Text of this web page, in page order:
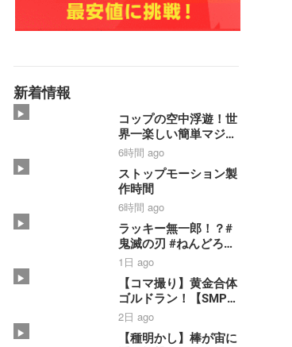
新着情報
コップの空中浮遊！世
界一楽しい簡単マジッ
ク【種明かし】
6時間 ago
ストップモーション製
作時間
6時間 ago
ラッキー無一郎！？#
鬼滅の刃 #ねんどろい
ど #コマ撮り #禰豆子
#時透無一郎
1日 ago
【コマ撮り】黄金合体
ゴルドラン！【SMP】
【黄金勇者ゴルドラ
ン】#shorts #ゴルド
ラン #smp
2日 ago
【種明かし】棒が宙に